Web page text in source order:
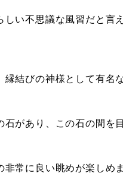
い不思議な風習だと言
結びの神様として有
があり、この石の間
常に良い眺めが楽し